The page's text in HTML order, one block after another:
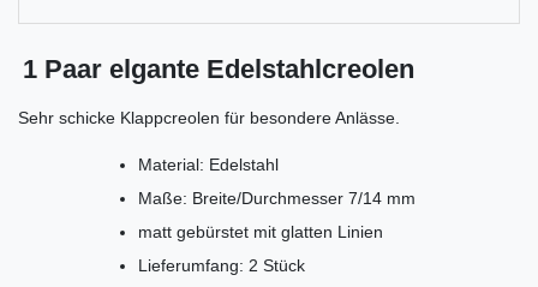
1 Paar elgante Edelstahlcreolen
Sehr schicke Klappcreolen für besondere Anlässe.
Material: Edelstahl
Maße: Breite/Durchmesser 7/14 mm
matt gebürstet mit glatten Linien
Lieferumfang: 2 Stück